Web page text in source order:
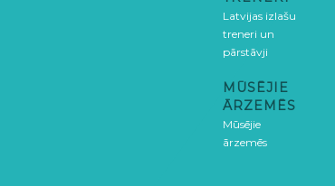
Latvijas izlašu
treneri un
pārstāvji
MŪSĒJIE
ĀRZEMĒS
Mūsējie
ārzemēs